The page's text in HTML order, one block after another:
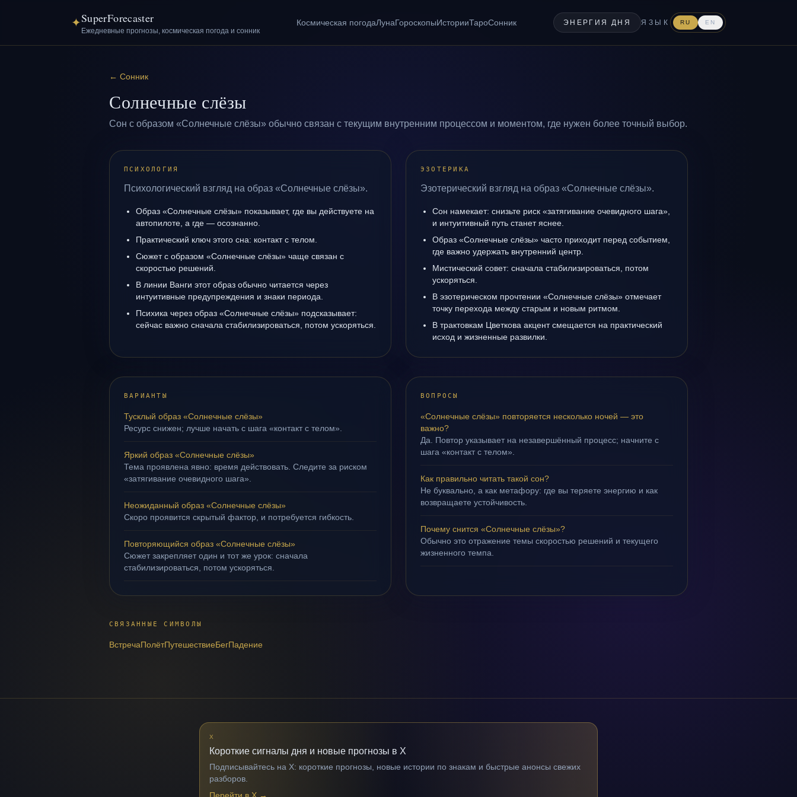
✦SuperForecaster
Ежедневные прогнозы, космическая погода и сонник
Космическая погодаЛунаГороскопыИсторииТароСонник ЭНЕРГИЯ ДНЯ ЯЗЫК RU EN
← Сонник
Солнечные слёзы
Сон с образом «Солнечные слёзы» обычно связан с текущим внутренним процессом и моментом, где нужен более точный выбор.
ПСИХОЛОГИЯ
Психологический взгляд на образ «Солнечные слёзы».
Образ «Солнечные слёзы» показывает, где вы действуете на
автопилоте, а где — осознанно.
Практический ключ этого сна: контакт с телом.
Сюжет с образом «Солнечные слёзы» чаще связан с
скоростью решений.
В линии Ванги этот образ обычно читается через
интуитивные предупреждения и знаки периода.
Психика через образ «Солнечные слёзы» подсказывает:
сейчас важно сначала стабилизироваться, потом ускоряться.
ЭЗОТЕРИКА
Эзотерический взгляд на образ «Солнечные слёзы».
Сон намекает: снизьте риск «затягивание очевидного шага»,
и интуитивный путь станет яснее.
Образ «Солнечные слёзы» часто приходит перед событием,
где важно удержать внутренний центр.
Мистический совет: сначала стабилизироваться, потом
ускоряться.
В эзотерическом прочтении «Солнечные слёзы» отмечает
точку перехода между старым и новым ритмом.
В трактовкам Цветкова акцент смещается на практический
исход и жизненные развилки.
ВАРИАНТЫ
Тусклый образ «Солнечные слёзы»
Ресурс снижен; лучше начать с шага «контакт с телом».
Яркий образ «Солнечные слёзы»
Тема проявлена явно: время действовать. Следите за риском
«затягивание очевидного шага».
Неожиданный образ «Солнечные слёзы»
Скоро проявится скрытый фактор, и потребуется гибкость.
Повторяющийся образ «Солнечные слёзы»
Сюжет закрепляет один и тот же урок: сначала
стабилизироваться, потом ускоряться.
ВОПРОСЫ
«Солнечные слёзы» повторяется несколько ночей — это
важно?
Да. Повтор указывает на незавершённый процесс; начните с
шага «контакт с телом».
Как правильно читать такой сон?
Не буквально, а как метафору: где вы теряете энергию и как
возвращаете устойчивость.
Почему снится «Солнечные слёзы»?
Обычно это отражение темы скоростью решений и текущего
жизненного темпа.
СВЯЗАННЫЕ СИМВОЛЫ
ВстречаПолётПутешествиеБегПадение
X
Короткие сигналы дня и новые прогнозы в X
Подписывайтесь на X: короткие прогнозы, новые истории по знакам и быстрые анонсы свежих
разборов.